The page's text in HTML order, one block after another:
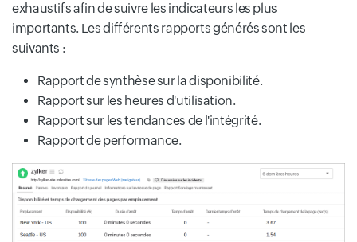
exhaustifs afin de suivre les indicateurs les plus
importants. Les différents rapports générés sont les
suivants :
Rapport de synthèse sur la disponibilité.
Rapport sur les heures d'utilisation.
Rapport sur les tendances de l'intégrité.
Rapport de performance.